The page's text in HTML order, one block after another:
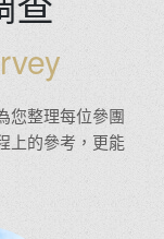
您整理每位參團
上的參考，更能